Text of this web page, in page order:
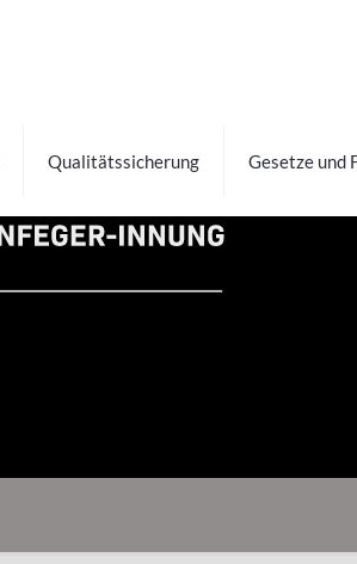
Qualitätssicherung Gesetze und